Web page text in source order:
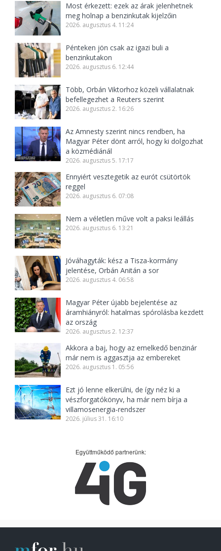
Most érkezett: ezek az árak jelenhetnek
meg holnap a benzinkutak kijelzőin
2026. augusztus 4. 11:24
Pénteken jön csak az igazi buli a
benzinkutakon
2026. augusztus 6. 12:44
Több, Orbán Viktorhoz közeli vállalatnak
befellegezhet a Reuters szerint
2026. augusztus 2. 16:26
Az Amnesty szerint nincs rendben, ha
Magyar Péter dönt arról, hogy ki dolgozhat
a közmédiánál
2026. augusztus 5. 17:17
Ennyiért vesztegetik az eurót csütörtök
reggel
2026. augusztus 6. 07:08
Nem a véletlen műve volt a paksi leállás
2026. augusztus 6. 13:21
Jóváhagyták: kész a Tisza-kormány
jelentése, Orbán Anitán a sor
2026. augusztus 4. 06:58
Magyar Péter újabb bejelentése az
áramhiányról: hatalmas spórolásba kezdett
az ország
2026. augusztus 2. 12:37
Akkora a baj, hogy az emelkedő benzinár
már nem is aggasztja az embereket
2026. augusztus 1. 05:56
Ezt jó lenne elkerülni, de így néz ki a
vészforgatókönyv, ha már nem bírja a
villamosenergia-rendszer
2026. július 31. 16:10
Együttműködő partnerünk: